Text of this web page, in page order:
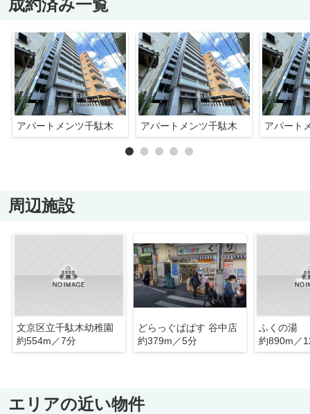
成約済み一覧
アパートメンツ千駄木 アパートメンツ千駄木 アパート
周辺施設
文京区立千駄木幼稚園
約554m／7分
どらっぐぱぱす 谷中店
約379m／5分
ふくの湯
約890m／
エリアの近い物件